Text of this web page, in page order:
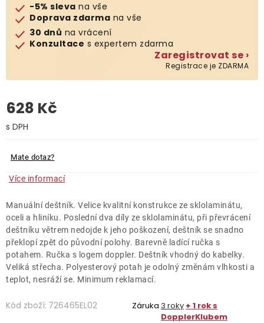
Prodávané značky
O nás
Kontakty
-5% sleva na vše
Doprava zdarma na vše
30 dnů na vrácení
Konzultace s expertem zdarma
Zaregistrovat se ›
Registrace je ZDARMA
628 Kč
Mate dotaz?
Více informací
Manuální deštník. Velice kvalitní konstrukce ze sklolaminátu,
oceli a hliníku. Poslední dva díly ze sklolaminátu, při převrácení
deštníku větrem nedojde k jeho poškození, deštník se snadno
překlopí zpět do původní polohy. Barevně ladící ručka s
potahem. Ručka s logem doppler. Deštník vhodný do kabelky.
Veliká střecha. Polyesterový potah je odolný změnám vlhkosti a
teplot, nesráží se. Minimum reklamací.
Kód zboží: 726465EL02 Záruka 3 roky + 1 rok s
DopplerKlubem